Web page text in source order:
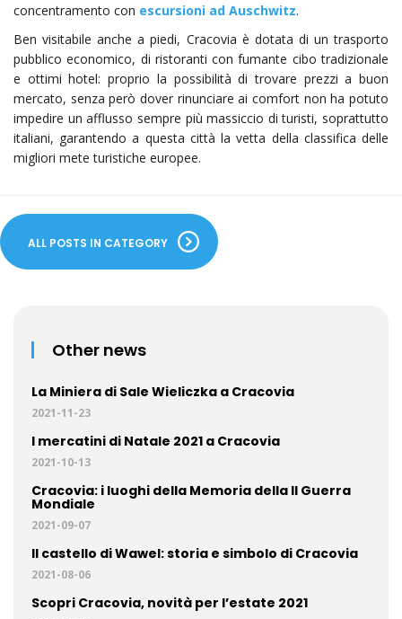
concentramento con escursioni ad Auschwitz.
Ben visitabile anche a piedi, Cracovia è dotata di un trasporto
pubblico economico, di ristoranti con fumante cibo tradizionale
e ottimi hotel: proprio la possibilità di trovare prezzi a buon
mercato, senza però dover rinunciare ai comfort non ha potuto
impedire un afflusso sempre più massiccio di turisti, soprattutto
italiani, garantendo a questa città la vetta della classifica delle
migliori mete turistiche europee.
ALL POSTS IN CATEGORY
Other news
La Miniera di Sale Wieliczka a Cracovia
2021-11-23
I mercatini di Natale 2021 a Cracovia
2021-10-13
Cracovia: i luoghi della Memoria della II Guerra
Mondiale
2021-09-07
Il castello di Wawel: storia e simbolo di Cracovia
2021-08-06
Scopri Cracovia, novità per l’estate 2021